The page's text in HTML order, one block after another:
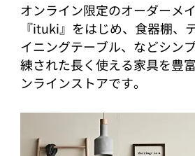
オンライン限定のオーダーメ
『ituki』をはじめ、食器棚、
イニングテーブル、などシン
練された長く使える家具を豊
ンラインストアです。